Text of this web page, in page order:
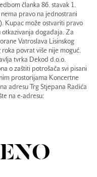
članka 86. stavak 1.
pravo na jednostrani
Kupac može ostvariti pravo
otkazivanja događaja. Za
Vatroslava Lisinskog
povrat više nije moguć.
tvrka Dekod d.o.o.
o zaštiti potrošača svi pisani
prostorijama Koncertne
adresu Trg Stjepana Radića
na e-adresu: